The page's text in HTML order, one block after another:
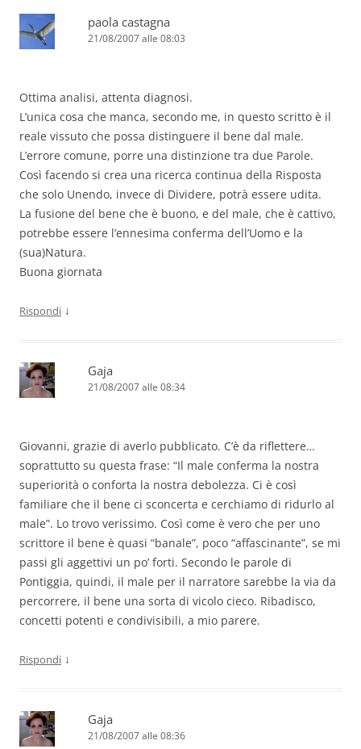
paola castagna
21/08/2007 alle 08:03
Ottima analisi, attenta diagnosi.
L’unica cosa che manca, secondo me, in questo scritto è il
reale vissuto che possa distinguere il bene dal male.
L’errore comune, porre una distinzione tra due Parole.
Così facendo si crea una ricerca continua della Risposta
che solo Unendo, invece di Dividere, potrà essere udita.
La fusione del bene che è buono, e del male, che è cattivo,
potrebbe essere l’ennesima conferma dell’Uomo e la
(sua)Natura.
Buona giornata
Rispondi ↓
Gaja
21/08/2007 alle 08:34
Giovanni, grazie di averlo pubblicato. C’è da riflettere…
soprattutto su questa frase: “Il male conferma la nostra
superiorità o conforta la nostra debolezza. Ci è così
familiare che il bene ci sconcerta e cerchiamo di ridurlo al
male”. Lo trovo verissimo. Così come è vero che per uno
scrittore il bene è quasi “banale”, poco “affascinante”, se mi
passi gli aggettivi un po’ forti. Secondo le parole di
Pontiggia, quindi, il male per il narratore sarebbe la via da
percorrere, il bene una sorta di vicolo cieco. Ribadisco,
concetti potenti e condivisibili, a mio parere.
Rispondi ↓
Gaja
21/08/2007 alle 08:36